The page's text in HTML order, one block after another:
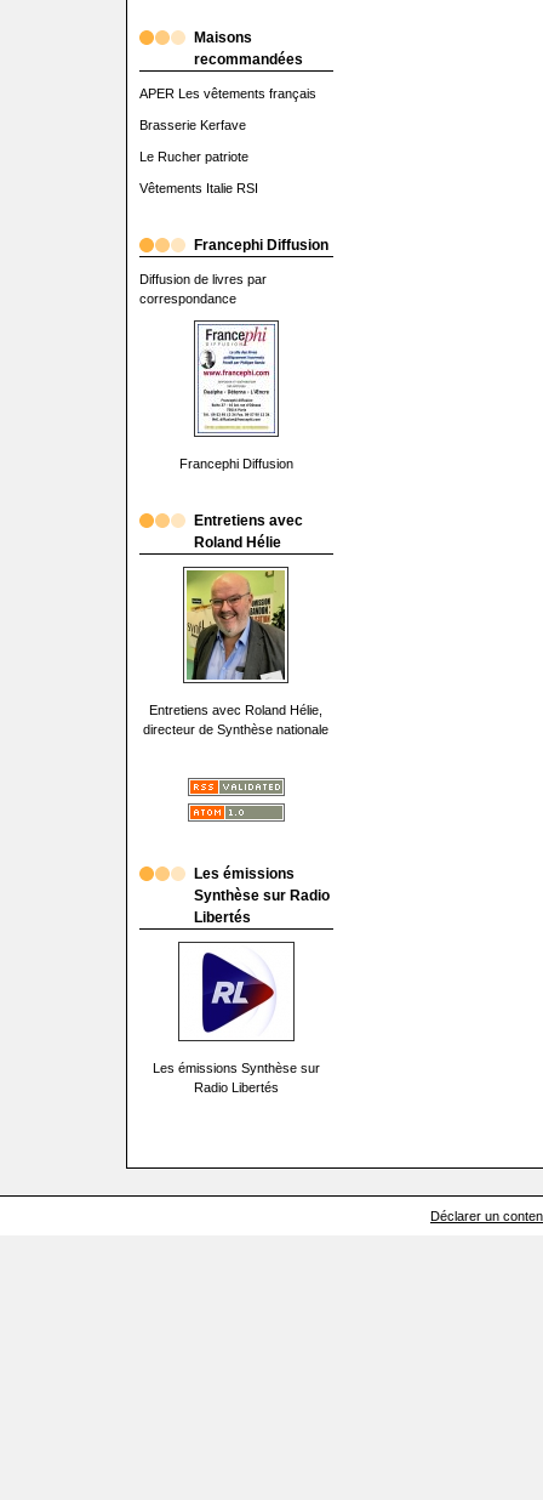
Maisons
recommandées
APER Les vêtements français
Brasserie Kerfave
Le Rucher patriote
Vêtements Italie RSI
Francephi Diffusion
Diffusion de livres par
correspondance
Francephi Diffusion
Entretiens avec
Roland Hélie
Entretiens avec Roland Hélie,
directeur de Synthèse nationale
Les émissions
Synthèse sur Radio
Libertés
Les émissions Synthèse sur
Radio Libertés
Déclarer un